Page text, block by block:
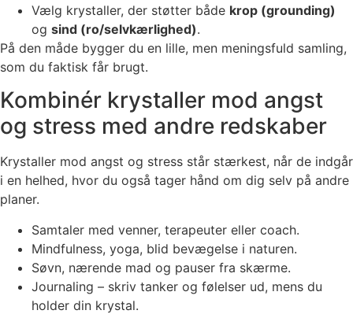
Vælg krystaller, der støtter både krop (grounding)
og sind (ro/selvkærlighed).
På den måde bygger du en lille, men meningsfuld samling,
som du faktisk får brugt.
Kombinér krystaller mod angst
og stress med andre redskaber
Krystaller mod angst og stress står stærkest, når de indgår
i en helhed, hvor du også tager hånd om dig selv på andre
planer.
Samtaler med venner, terapeuter eller coach.
Mindfulness, yoga, blid bevægelse i naturen.
Søvn, nærende mad og pauser fra skærme.
Journaling – skriv tanker og følelser ud, mens du
holder din krystal.